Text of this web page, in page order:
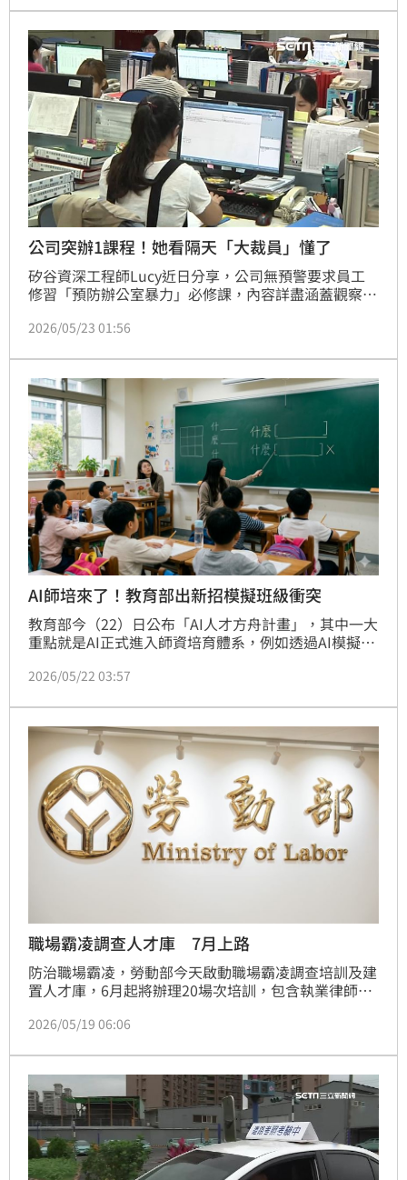
理失衡、價值觀偏差等問題，甚至出現不當行為，引發
內部混亂，也讓她開始重新思考：「企業到底該怎麼帶
人？」
公司突辦1課程！她看隔天「大裁員」懂了
矽谷資深工程師Lucy近日分享，公司無預警要求員工
修習「預防辦公室暴力」必修課，內容詳盡涵蓋觀察同
令人驚訝的是，課程結束隔天公司便爆發大規模裁員，
旨在避免遭裁員者產生過激報復行為。貼文引發熱議，
許多網友表示矽谷企業近期頻傳類似安排，反映出科技
業景氣寒冬下的職場安全隱憂。
2026/05/23 01:56
AI師培來了！教育部出新招模擬班級衝突
教育部今（22）日公布「AI人才方舟計畫」，其中一大
重點就是AI正式進入師資培育體系，例如透過AI模擬班
教學決策。教育部目前已補助4所師資培育大學推動相
2026/05/22 03:57
職場霸凌調查人才庫 7月上路
防治職場霸凌，勞動部今天啟動職場霸凌調查培訓及建
置人才庫，6月起將辦理20場次培訓，包含執業律師、
1000名。
2026/05/19 06:06